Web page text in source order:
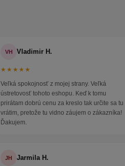
VH Vladimir H.
★★★★★
Veľká spokojnosť z mojej strany. Veľká
ústretovosť tohoto eshopu. Keď k tomu
prirátam dobrú cenu za kreslo tak určite sa tu
vrátim, pretože tu vidno záujem o zákazníka!
Ďakujem.
JH Jarmila H.